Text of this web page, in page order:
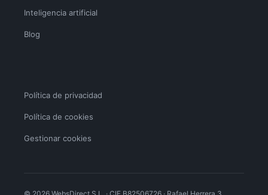
Inteligencia artificial
Blog
Política de privacidad
Política de cookies
Gestionar cookies